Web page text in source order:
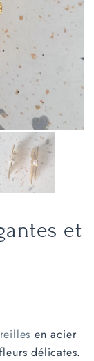
et
en acier
délicates.